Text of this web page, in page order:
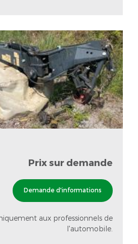
Prix sur demande
Demande d'informations
aux professionnels de
l'automobile.